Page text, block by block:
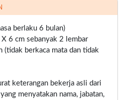
berlaku 6 bulan)
6 cm sebanyak 2 lembar
(tidak berkaca mata dan tidak
keterangan bekerja asli dari
menyatakan nama, jabatan,